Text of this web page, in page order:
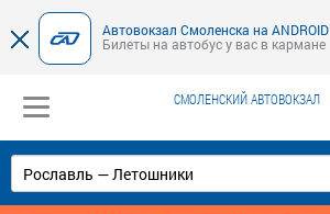
Автовокзал Смоленска на ANDROID
Билеты на автобус у вас в кармане
СМОЛЕНСКИЙ АВТОВОКЗАЛ